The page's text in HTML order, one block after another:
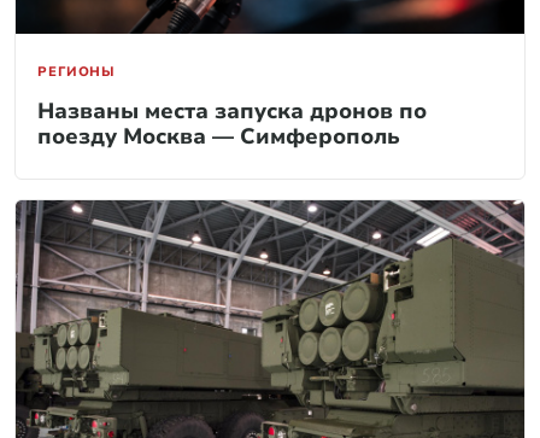
РЕГИОНЫ
Названы места запуска дронов по
поезду Москва — Симферополь